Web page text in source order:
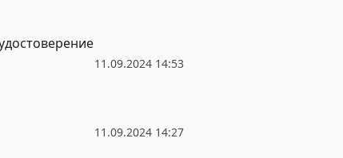
11.09.2024 14:53
11.09.2024 14:27